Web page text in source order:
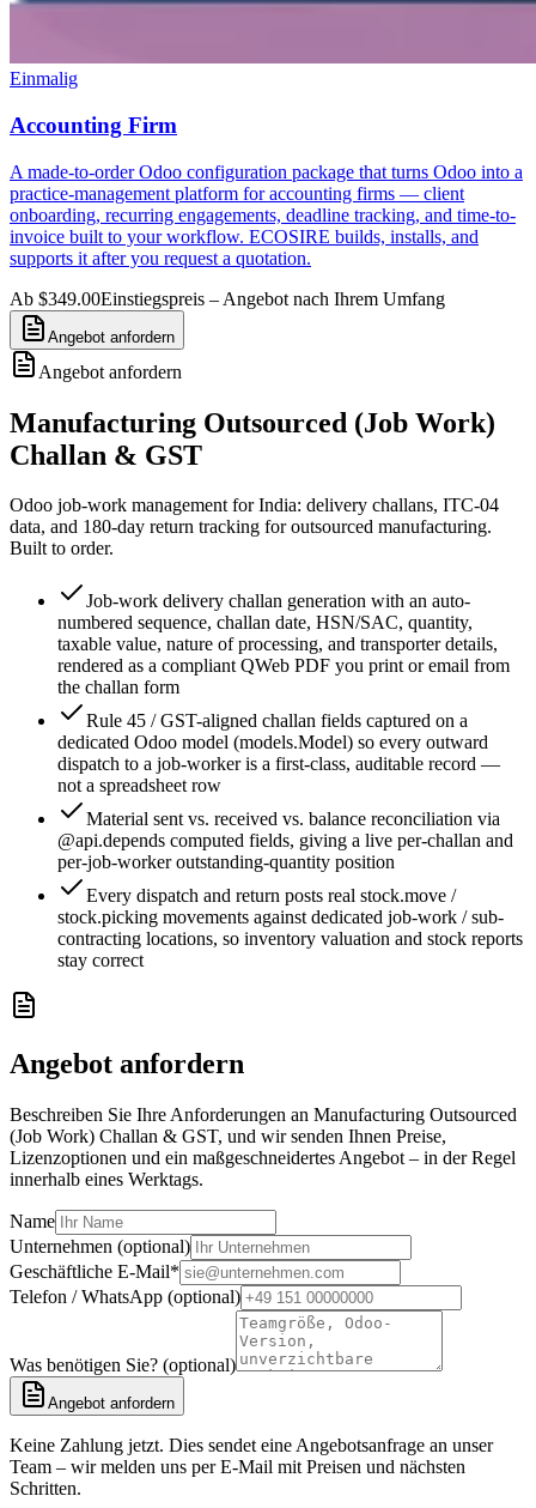
Einmalig
Accounting Firm
A made-to-order Odoo configuration package that turns Odoo into a
practice-management platform for accounting firms — client
onboarding, recurring engagements, deadline tracking, and time-to-
invoice built to your workflow. ECOSIRE builds, installs, and
supports it after you request a quotation.
Ab $349.00Einstiegspreis – Angebot nach Ihrem Umfang
Angebot anfordern
Angebot anfordern
Manufacturing Outsourced (Job Work)
Challan & GST
Odoo job-work management for India: delivery challans, ITC-04
data, and 180-day return tracking for outsourced manufacturing.
Built to order.
Job-work delivery challan generation with an auto-
numbered sequence, challan date, HSN/SAC, quantity,
taxable value, nature of processing, and transporter details,
rendered as a compliant QWeb PDF you print or email from
the challan form
Rule 45 / GST-aligned challan fields captured on a
dedicated Odoo model (models.Model) so every outward
dispatch to a job-worker is a first-class, auditable record —
not a spreadsheet row
Material sent vs. received vs. balance reconciliation via
@api.depends computed fields, giving a live per-challan and
per-job-worker outstanding-quantity position
Every dispatch and return posts real stock.move /
stock.picking movements against dedicated job-work / sub-
contracting locations, so inventory valuation and stock reports
stay correct
Angebot anfordern
Beschreiben Sie Ihre Anforderungen an Manufacturing Outsourced
(Job Work) Challan & GST, und wir senden Ihnen Preise,
Lizenzoptionen und ein maßgeschneidertes Angebot – in der Regel
innerhalb eines Werktags.
Name
Unternehmen (optional)
Geschäftliche E-Mail*
Telefon / WhatsApp (optional)
Was benötigen Sie? (optional)
Angebot anfordern
Keine Zahlung jetzt. Dies sendet eine Angebotsanfrage an unser
Team – wir melden uns per E-Mail mit Preisen und nächsten
Schritten.